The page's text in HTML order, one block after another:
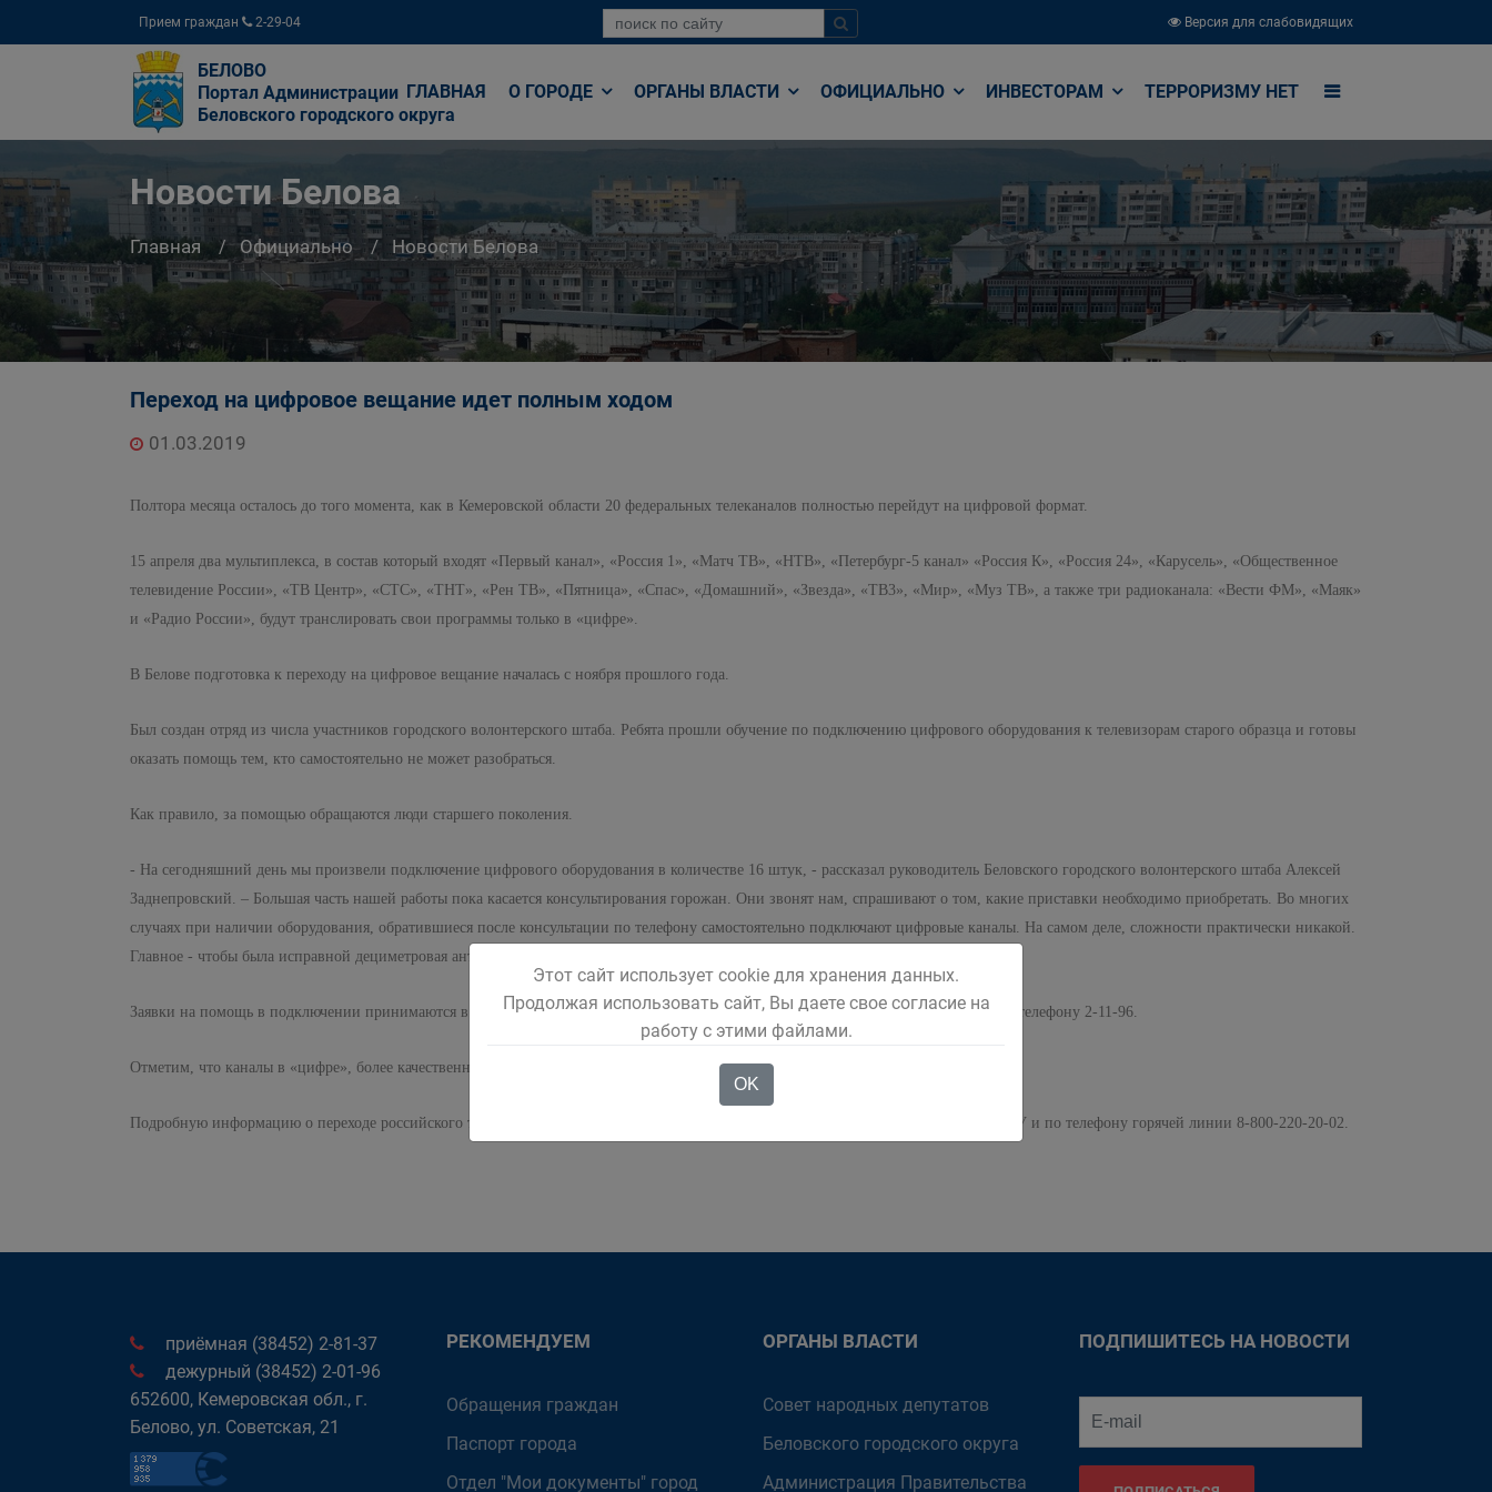
Прием граждан 2-29-04 Версия для слабовидящих
БЕЛОВО
Портал Администрации
Беловского городского округа
ГЛАВНАЯ О ГОРОДЕ ОРГАНЫ ВЛАСТИ ОФИЦИАЛЬНО ИНВЕСТОРАМ ТЕРРОРИЗМУ НЕТ
Новости Белова
Главная Официально Новости Белова
Переход на цифровое вещание идет полным ходом
01.03.2019
Полтора месяца осталось до того момента, как в Кемеровской области 20 федеральных телеканалов полностью перейдут на цифровой формат.
15 апреля два мультиплекса, в состав который входят «Первый канал», «Россия 1», «Матч ТВ», «НТВ», «Петербург-5 канал» «Россия К», «Россия 24», «Карусель», «Общественное
телевидение России», «ТВ Центр», «СТС», «ТНТ», «Рен ТВ», «Пятница», «Спас», «Домашний», «Звезда», «ТВ3», «Мир», «Муз ТВ», а также три радиоканала: «Вести ФМ», «Маяк»
и «Радио России», будут транслировать свои программы только в «цифре».
В Белове подготовка к переходу на цифровое вещание началась с ноября прошлого года.
Был создан отряд из числа участников городского волонтерского штаба. Ребята прошли обучение по подключению цифрового оборудования к телевизорам старого образца и готовы
оказать помощь тем, кто самостоятельно не может разобраться.
Как правило, за помощью обращаются люди старшего поколения.
- На сегодняшний день мы произвели подключение цифрового оборудования в количестве 16 штук, - рассказал руководитель Беловского городского волонтерского штаба Алексей
Заднепровский. – Большая часть нашей работы пока касается консультирования горожан. Они звонят нам, спрашивают о том, какие приставки необходимо приобретать. Во многих
случаях при наличии оборудования, обратившиеся после консультации по телефону самостоятельно подключают цифровые каналы. На самом деле, сложности практически никакой.
Главное - чтобы была исправной дециметровая антенна.
Заявки на помощь в подключении принимаются в территориальных управлениях или Центре молодежной политики и туризма по телефону 2-11-96.
Отметим, что каналы в «цифре», более качественные по звуку и изображению, уже доступны.
Подробную информацию о переходе российского телевидения на цифровое вещание можно также узнать на сайте СМОТРИЦИФРУ и по телефону горячей линии 8-800-220-20-02.
приёмная (38452) 2-81-37
дежурный (38452) 2-01-96
652600, Кемеровская обл., г.
Белово, ул. Советская, 21
РЕКОМЕНДУЕМ
Обращения граждан
Паспорт города
Отдел "Мои документы" город
ОРГАНЫ ВЛАСТИ
Совет народных депутатов
Беловского городского округа
Администрация Правительства
ПОДПИШИТЕСЬ НА НОВОСТИ
Этот сайт использует cookie для хранения данных.
Продолжая использовать сайт, Вы даете свое согласие на
работу с этими файлами.
OK